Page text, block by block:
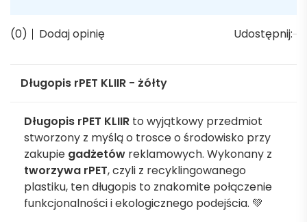
(0) Dodaj opinię Udostępnij:
Długopis rPET KLIIR - żółty
Długopis rPET KLIIR to wyjątkowy przedmiot
stworzony z myślą o trosce o środowisko przy
zakupie gadżetów reklamowych. Wykonany z
tworzywa rPET, czyli z recyklingowanego
plastiku, ten długopis to znakomite połączenie
funkcjonalności i ekologicznego podejścia. 💚